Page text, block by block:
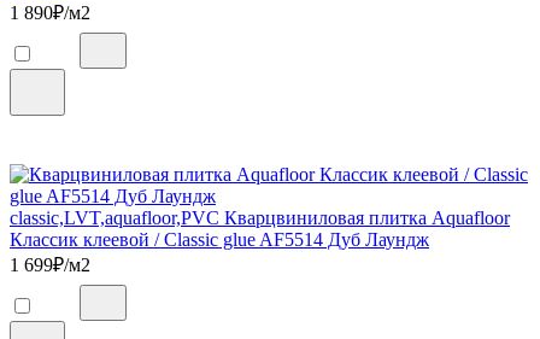
1 890₽/м2
classic,LVT,aquafloor,PVC Кварцвиниловая плитка Aquafloor
Классик клеевой / Classic glue AF5514 Дуб Лаундж
1 699₽/м2